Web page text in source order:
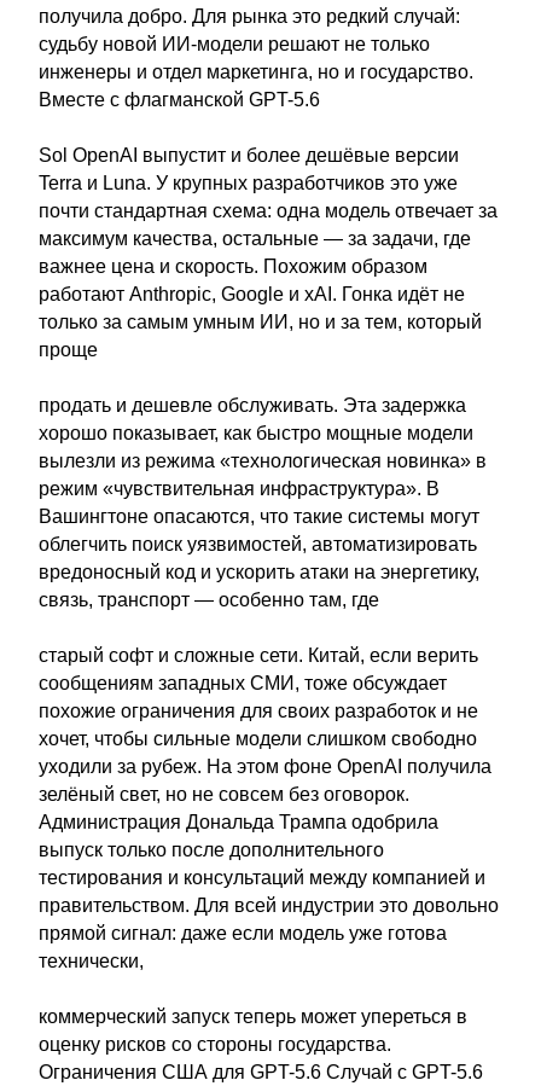
получила добро. Для рынка это редкий случай:
судьбу новой ИИ-модели решают не только
инженеры и отдел маркетинга, но и государство.
Вместе с флагманской GPT-5.6
Sol OpenAI выпустит и более дешёвые версии
Terra и Luna. У крупных разработчиков это уже
почти стандартная схема: одна модель отвечает за
максимум качества, остальные — за задачи, где
важнее цена и скорость. Похожим образом
работают Anthropic, Google и xAI. Гонка идёт не
только за самым умным ИИ, но и за тем, который
проще
продать и дешевле обслуживать. Эта задержка
хорошо показывает, как быстро мощные модели
вылезли из режима «технологическая новинка» в
режим «чувствительная инфраструктура». В
Вашингтоне опасаются, что такие системы могут
облегчить поиск уязвимостей, автоматизировать
вредоносный код и ускорить атаки на энергетику,
связь, транспорт — особенно там, где
старый софт и сложные сети. Китай, если верить
сообщениям западных СМИ, тоже обсуждает
похожие ограничения для своих разработок и не
хочет, чтобы сильные модели слишком свободно
уходили за рубеж. На этом фоне OpenAI получила
зелёный свет, но не совсем без оговорок.
Администрация Дональда Трампа одобрила
выпуск только после дополнительного
тестирования и консультаций между компанией и
правительством. Для всей индустрии это довольно
прямой сигнал: даже если модель уже готова
технически,
коммерческий запуск теперь может упереться в
оценку рисков со стороны государства.
Ограничения США для GPT-5.6 Случай с GPT-5.6